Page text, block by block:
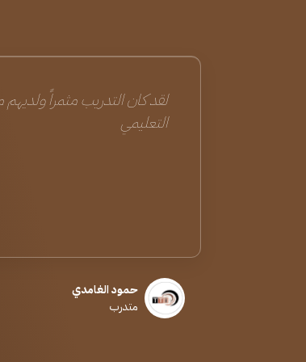
لقد كان التدريب مثمراً
التعليمي
حمود الغامدي
متدرب